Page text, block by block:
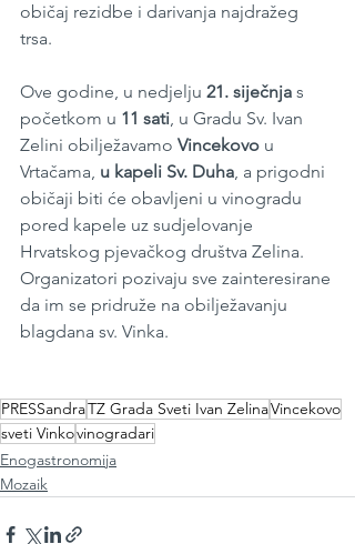
običaj rezidbe i darivanja najdražeg
trsa.
Ove godine, u nedjelju 21. siječnja s
početkom u 11 sati, u Gradu Sv. Ivan
Zelini obilježavamo Vincekovo u
Vrtačama, u kapeli Sv. Duha, a prigodni
običaji biti će obavljeni u vinogradu
pored kapele uz sudjelovanje
Hrvatskog pjevačkog društva Zelina.
Organizatori pozivaju sve zainteresirane
da im se pridruže na obilježavanju
blagdana sv. Vinka.
PRESSandraTZ Grada Sveti Ivan ZelinaVincekovo
sveti Vinkovinogradari
Enogastronomija
Mozaik